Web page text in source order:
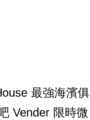
最強海濱俱
Vender 限時微